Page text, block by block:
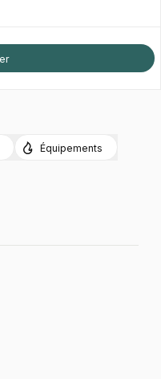
Équipements